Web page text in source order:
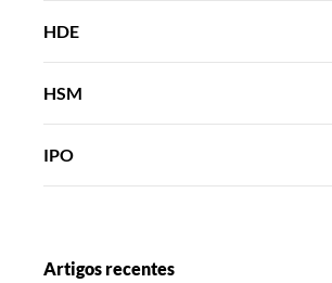
HDE
HSM
IPO
Artigos recentes